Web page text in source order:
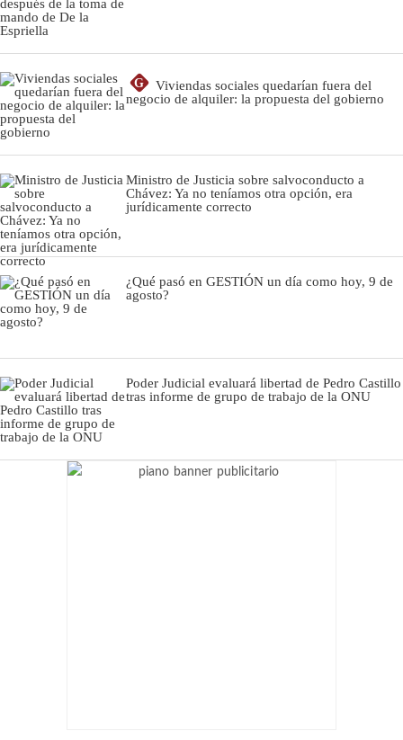
G
Viviendas sociales quedarían fuera del
negocio de alquiler: la propuesta del gobierno
Ministro de Justicia sobre salvoconducto a
Chávez: Ya no teníamos otra opción, era
jurídicamente correcto
¿Qué pasó en GESTIÓN un día como hoy, 9 de
agosto?
Poder Judicial evaluará libertad de Pedro Castillo
tras informe de grupo de trabajo de la ONU